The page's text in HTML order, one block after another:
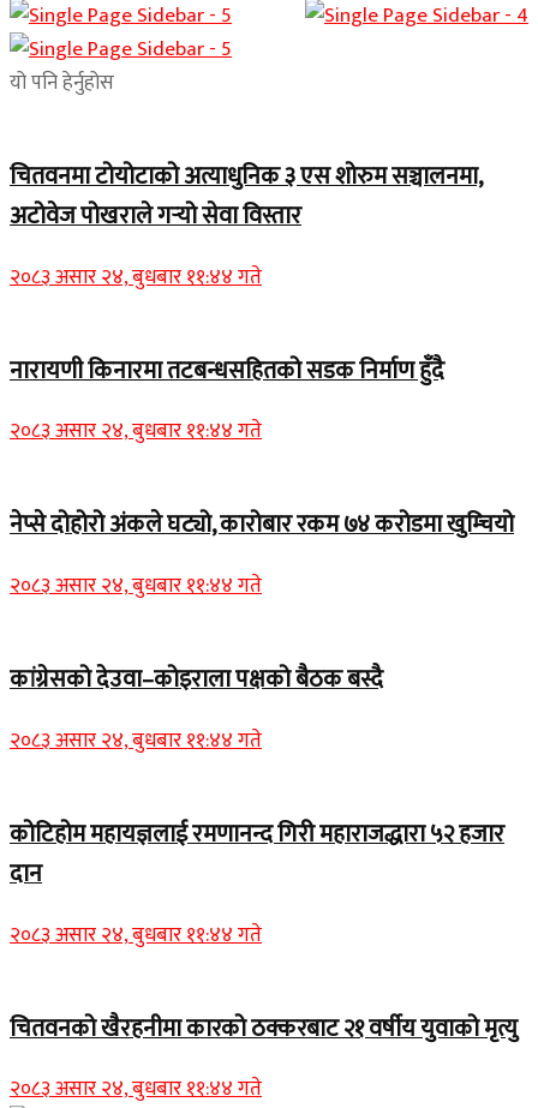
यो पनि हेर्नुहोस
चितवनमा टोयोटाको अत्याधुनिक ३ एस शोरुम सञ्चालनमा,
अटोवेज पोखराले गर्‍यो सेवा विस्तार
२०८३ असार २४, बुधबार ११:४४ गते
नारायणी किनारमा तटबन्धसहितको सडक निर्माण हुँदै
२०८३ असार २४, बुधबार ११:४४ गते
नेप्से दोहोरो अंकले घट्यो, कारोबार रकम ७४ करोडमा खुम्चियो
२०८३ असार २४, बुधबार ११:४४ गते
कांग्रेसको देउवा–कोइराला पक्षको बैठक बस्दै
२०८३ असार २४, बुधबार ११:४४ गते
कोटिहोम महायज्ञलाई रमणानन्द गिरी महाराजद्धारा ५२ हजार
दान
२०८३ असार २४, बुधबार ११:४४ गते
चितवनको खैरहनीमा कारको ठक्करबाट २१ वर्षीय युवाको मृत्यु
२०८३ असार २४, बुधबार ११:४४ गते